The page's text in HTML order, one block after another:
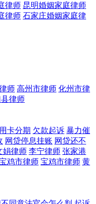
律师 昆明婚姻家庭律师
律师 石家庄婚姻家庭律
师 高州市律师 化州市律
律师
卡分期 欠款起诉 暴力催
网贷停息挂账 网贷还不
娟律师 李宁律师 张家港
鸡市律师 宝鸡市律师 黄